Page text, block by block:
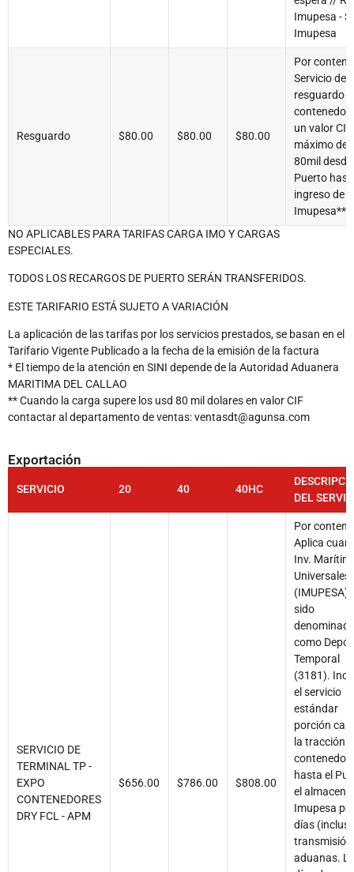
Imupesa -
Imupesa
Resguardo $80.00 $80.00 $80.00
Por
Servicio de
resguardo
contenedor
un valor CIF
máximo de
80mil desde
Puerto
ingreso de
Imupesa**
NO APLICABLES PARA TARIFAS CARGA IMO Y CARGAS
ESPECIALES.
TODOS LOS RECARGOS DE PUERTO SERÁN TRANSFERIDOS.
ESTE TARIFARIO ESTÁ SUJETO A VARIACIÓN
La aplicación de las tarifas por los servicios prestados, se basan en el
Tarifario Vigente Publicado a la fecha de la emisión de la factura
* El tiempo de la atención en SINI depende de la Autoridad Aduanera
MARITIMA DEL CALLAO
** Cuando la carga supere los usd 80 mil dolares en valor CIF
contactar al departamento de ventas: ventasdt@agunsa.com
Exportación
SERVICIO 20 40 40HC
DEL
SERVICIO DE
TERMINAL TP -
EXPO
CONTENEDORES
DRY FCL - APM
$656.00 $786.00 $808.00
Por
Aplica
Inv.
Universales
(IMUPESA)
sido
como
Temporal
(3181).
el servicio
estándar
porción
la tracción
contenedor
hasta el
el
Imupesa
días
transmisión
aduanas.